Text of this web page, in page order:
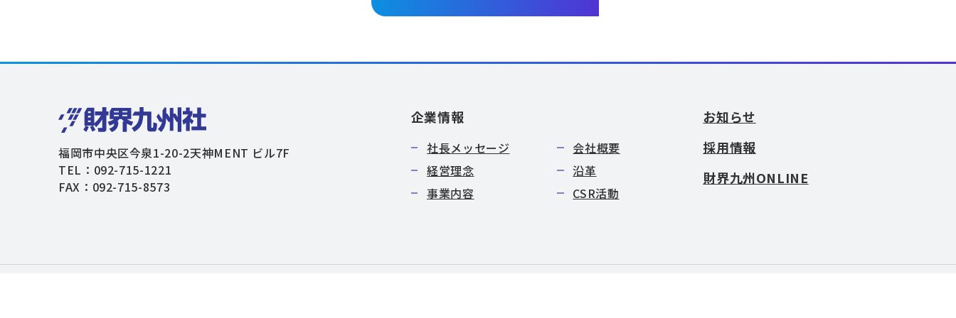
福岡市中央区今泉1-20-2天神MENT ビル7F
TEL：092-715-1221
FAX：092-715-8573
企業情報
社長メッセージ
会社概要
経営理念
沿革
事業内容
CSR活動
お知らせ
採用情報
財界九州ONLINE